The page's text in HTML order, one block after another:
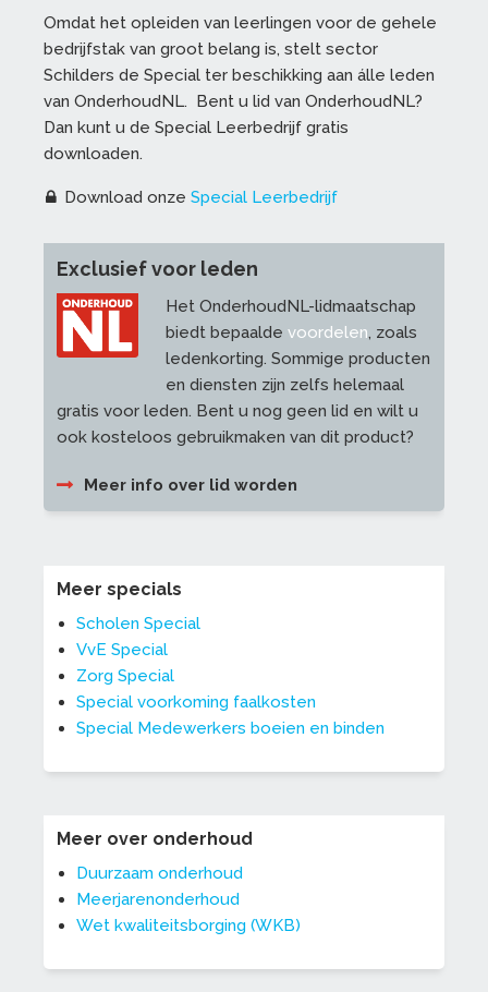
Omdat het opleiden van leerlingen voor de gehele
bedrijfstak van groot belang is, stelt sector
Schilders de Special ter beschikking aan álle leden
van OnderhoudNL. Bent u lid van OnderhoudNL?
Dan kunt u de Special Leerbedrijf gratis
downloaden.
Download onze Special Leerbedrijf
Exclusief voor leden
Het OnderhoudNL-lidmaatschap
biedt bepaalde voordelen, zoals
ledenkorting. Sommige producten
en diensten zijn zelfs helemaal
gratis voor leden. Bent u nog geen lid en wilt u
ook kosteloos gebruikmaken van dit product?
Meer info over lid worden
Meer specials
Scholen Special
VvE Special
Zorg Special
Special voorkoming faalkosten
Special Medewerkers boeien en binden
Meer over onderhoud
Duurzaam onderhoud
Meerjarenonderhoud
Wet kwaliteitsborging (WKB)